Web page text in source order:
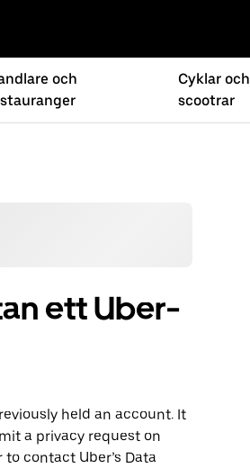
och
Cyklar och
scootrar
ett Uber-
held an account. It
a privacy request on
contact Uber’s Data